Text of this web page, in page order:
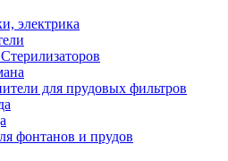
электрика
для прудовых фильтров
фонтанов и прудов